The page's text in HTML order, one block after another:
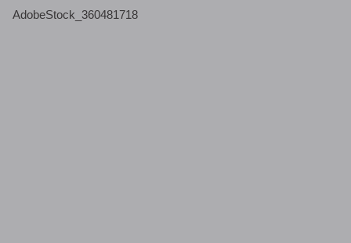
AdobeStock_360481718